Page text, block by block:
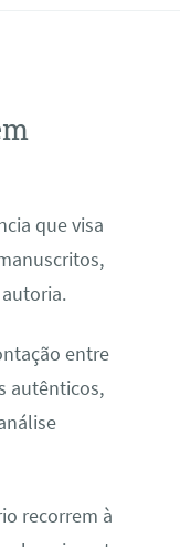
que visa
entre
autênticos,
recorrem à